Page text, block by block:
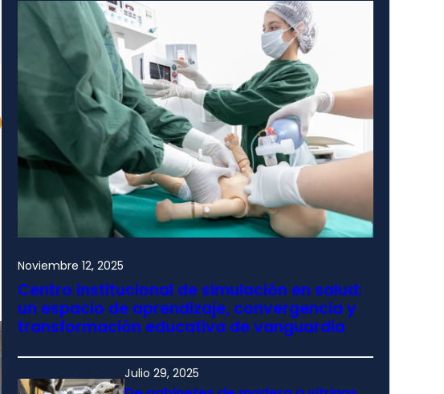
Noviembre 12, 2025
Centro institucional de simulación en salud:
un espacio de aprendizaje, convergencia y
transformación educativa de vanguardia
Julio 29, 2025